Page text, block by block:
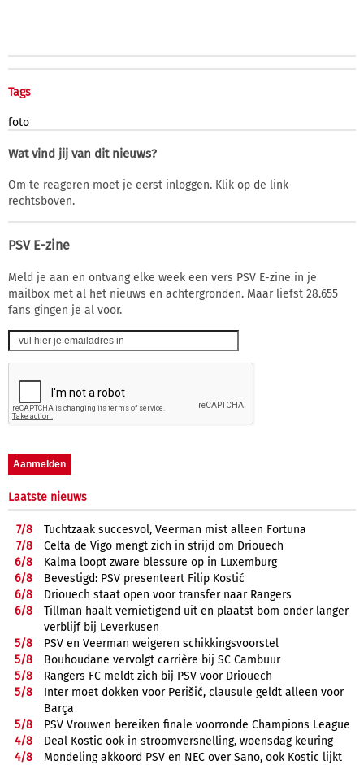
Tags
foto
Wat vind jij van dit nieuws?
Om te reageren moet je eerst inloggen. Klik op de link
rechtsboven.
PSV E-zine
Meld je aan en ontvang elke week een vers PSV E-zine in je
mailbox met al het nieuws en achtergronden. Maar liefst 28.655
fans gingen je al voor.
Laatste nieuws
7/8
Tuchtzaak succesvol, Veerman mist alleen Fortuna
7/8
Celta de Vigo mengt zich in strijd om Driouech
6/8
Kalma loopt zware blessure op in Luxemburg
6/8
Bevestigd: PSV presenteert Filip Kostić
6/8
Driouech staat open voor transfer naar Rangers
6/8
Tillman haalt vernietigend uit en plaatst bom onder langer
verblijf bij Leverkusen
5/8
PSV en Veerman weigeren schikkingsvoorstel
5/8
Bouhoudane vervolgt carrière bij SC Cambuur
5/8
Rangers FC meldt zich bij PSV voor Driouech
5/8
Inter moet dokken voor Perišić, clausule geldt alleen voor
Barça
5/8
PSV Vrouwen bereiken finale voorronde Champions League
4/8
Deal Kostic ook in stroomversnelling, woensdag keuring
4/8
Mondeling akkoord PSV en NEC over Sano, ook Kostic lijkt